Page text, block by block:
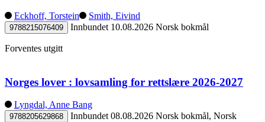
Eckhoff, Torstein Smith, Eivind
9788215076409 Innbundet 10.08.2026 Norsk bokmål
Forventes utgitt
Norges lover : lovsamling for rettslære 2026-2027
Lyngdal, Anne Bang
9788205629868 Innbundet 08.08.2026 Norsk bokmål, Norsk